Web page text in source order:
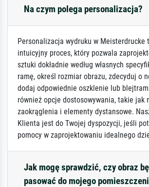
Na czym polega personalizacja?
Personalizacja wydruku w Meisterdrucke
intuicyjny proces, który pozwala
sztuki dokładnie według własnych
ramę, określ rozmiar obrazu, zdecyduj o
dodaj odpowiednie oszklenie lub
również opcje dostosowywania, takie jak
zaokrąglenia i elementy dystansowe.
Klienta jest do Twojej dyspozycji, jeśli
pomocy w zaprojektowaniu idealnego
Jak mogę sprawdzić, czy obraz
pasować do mojego